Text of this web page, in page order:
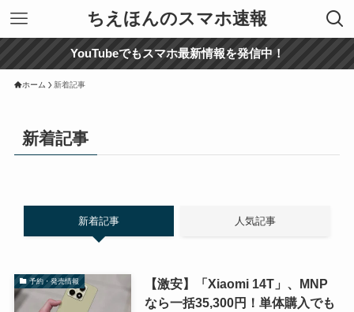
ちえほんのスマホ速報
YouTubeでもスマホ最新情報を発信中！
ホーム 新着記事
新着記事
新着記事 人気記事
予約・発売情報
【激安】「Xiaomi 14T」、MNP
なら一括35,300円！単体購入でも